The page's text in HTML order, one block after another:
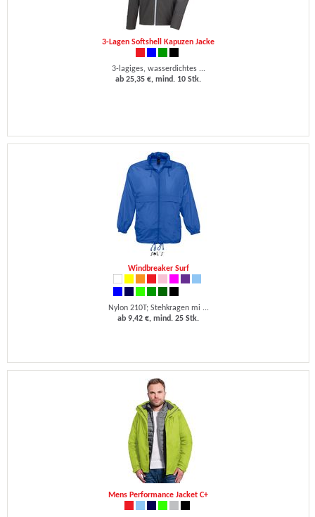
3-Lagen Softshell Kapuzen Jacke
3-lagiges, wasserdichtes ...
ab 25,35 €, mind. 10 Stk.
Windbreaker Surf
Nylon 210T; Stehkragen mi ...
ab 9,42 €, mind. 25 Stk.
Mens Performance Jacket C+